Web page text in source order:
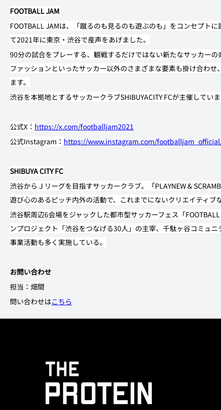
FOOTBALL JAM
FOOTBALL JAMは、「蹴るのも見るのも遊ぶのも」をコンセプト
て2021年に東京・渋谷で産声をあげました。
90分の試合をプレーする、観戦するだけではない新たなサッカー
ファッションといったサッカー以外のさまざまな要素も掛け合わ
ます。
渋谷を本拠地とするサッカークラブSHIBUYACITY FCが主催してい
公式X： https://x.com/footballjam2021
公式Instagram： https://www.instagram.com/
SHIBUYA CITY FC
渋谷からＪリーグを目指すサッカークラブ。「PLAYNEW &
遊び心のあるピッチ内外の活動で、これまでにないクリエイティ
渋谷駅周辺6会場をジャックした都市型サッカーフェス「
ンプロジェクト「渋谷をつなげる30人」の主宰、千駄ヶ谷コミュ
事業活動も多く実施している。
お問い合わせ
担当：畑間
問い合わせはこちら